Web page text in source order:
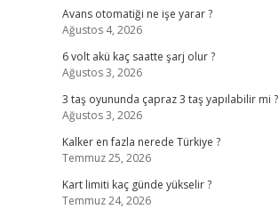
Avans otomatiği ne işe yarar ?
Ağustos 4, 2026
6 volt akü kaç saatte şarj olur ?
Ağustos 3, 2026
3 taş oyununda çapraz 3 taş yapılabilir mi ?
Ağustos 3, 2026
Kalker en fazla nerede Türkiye ?
Temmuz 25, 2026
Kart limiti kaç günde yükselir ?
Temmuz 24, 2026